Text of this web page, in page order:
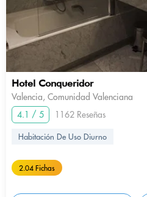
Hotel Conqueridor
Valencia, Comunidad Valenciana
4.1 / 5
1162 Reseñas
Habitación De Uso Diurno
2.04 Fichas